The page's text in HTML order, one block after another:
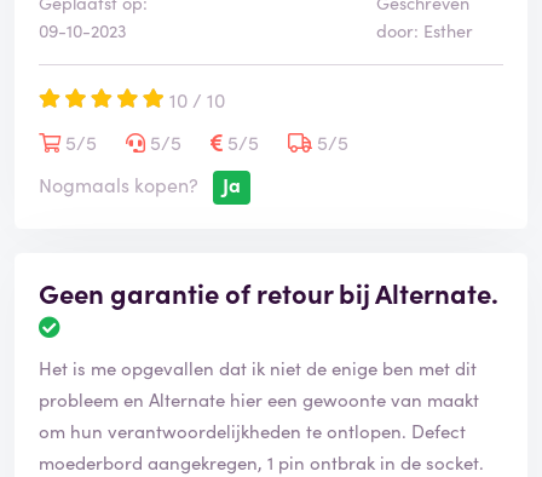
09-10-2023
door: Esther
10 / 10
5/5
5/5 5/5
5/5
Nogmaals kopen?
Ja
Geen garantie of retour bij Alternate.
Het is me opgevallen dat ik niet de enige ben met dit
probleem en Alternate hier een gewoonte van maakt
om hun verantwoordelijkheden te ontlopen. Defect
moederbord aangekregen, 1 pin ontbrak in de socket.